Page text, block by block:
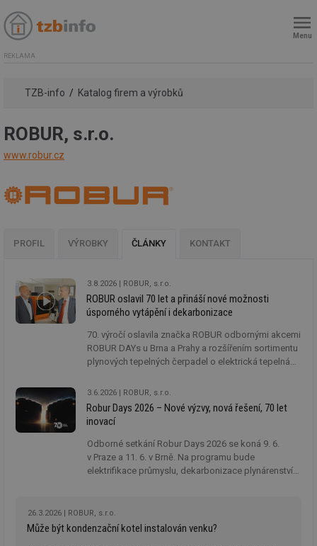
Menu
REKLAMA
TZB-info Katalog firem a výrobků
ROBUR, s.r.o.
www.robur.cz
PROFIL VÝROBKY ČLÁNKY KONTAKT
3.8.2026 ROBUR, s.r.o.
ROBUR oslavil 70 let a přináší nové možnosti
úsporného vytápění i dekarbonizace
70. výročí oslavila značka ROBUR odbornými akcemi
ROBUR DAYs u Brna a Prahy a rozšířením sortimentu
plynových tepelných čerpadel o elektrická tepelná
úsporné průmyslové vytápění, větrání a klimatizaci
nyní podporují i trend dekarbonizace.
3.6.2026 ROBUR, s.r.o.
Robur Days 2026 – Nové výzvy, nová řešení, 70 let
inovací
Odborné setkání Robur Days 2026 se koná 9. 6.
v Praze a 11. 6. v Brně. Na programu bude
elektrifikace průmyslu, dekarbonizace plynárenství
informace o naší nové řadě elektrického vytápění e-
Next Hydro, plynových tepelných čerpadlech GAHP
26.3.2026 ROBUR, s.r.o.
Může být kondenzační kotel instalován venku?